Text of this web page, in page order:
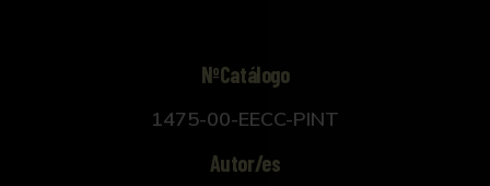
NºCatálogo
1475-00-EECC-PINT
Autor/es